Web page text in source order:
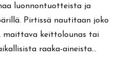
luonnontuotteista ja
Pirtissä nautitaan joko
maittava keittolounas tai
raaka-aineista…